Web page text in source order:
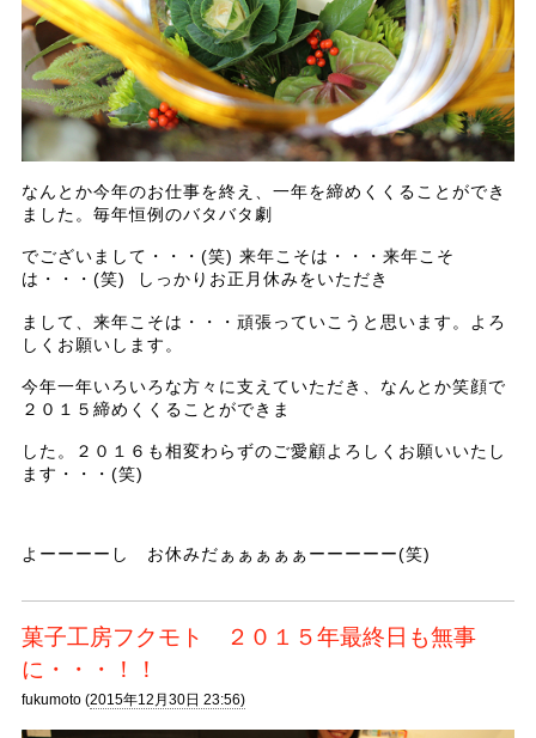
なんとか今年のお仕事を終え、一年を締めくくることができ
ました。毎年恒例のバタバタ劇
でございまして・・・(笑) 来年こそは・・・来年こそ
は・・・(笑) しっかりお正月休みをいただき
まして、来年こそは・・・頑張っていこうと思います。よろ
しくお願いします。
今年一年いろいろな方々に支えていただき、なんとか笑顔で
２０１５締めくくることができま
した。２０１６も相変わらずのご愛顧よろしくお願いいたし
ます・・・(笑)
よーーーーし お休みだぁぁぁぁぁーーーーー(笑)
菓子工房フクモト ２０１５年最終日も無事
に・・・！！
fukumoto (2015年12月30日 23:56)